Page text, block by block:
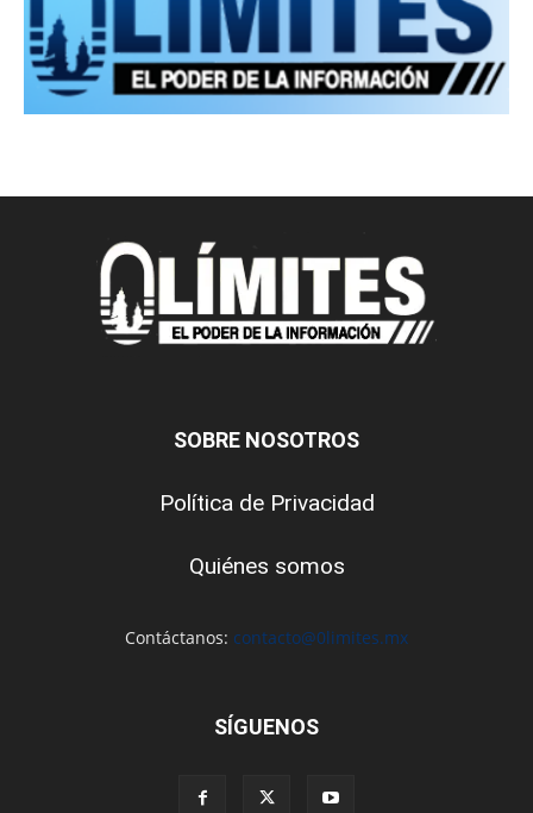
SOBRE NOSOTROS
Política de Privacidad
Quiénes somos
Contáctanos: contacto@0limites.mx
SÍGUENOS